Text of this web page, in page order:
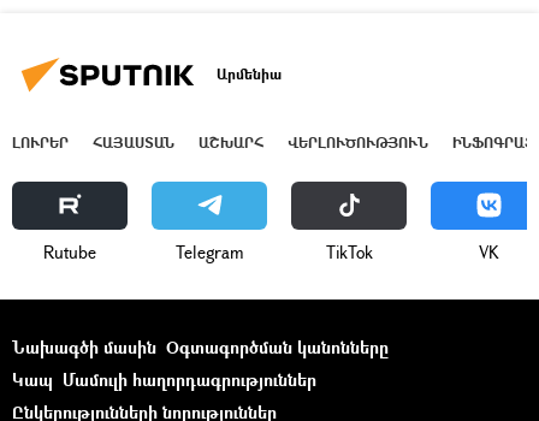
Արմենիա
ԼՈՒՐԵՐ ՀԱՅԱՍՏԱՆ ԱՇԽԱՐՀ ՎԵՐԼՈՒԾՈՒԹՅՈՒՆ
Rutube Telegram ТikТоk VK
Նախագծի մասին Օգտագործման կանոնները
Կապ Մամուլի հաղորդագրություններ
Ընկերությունների նորություններ